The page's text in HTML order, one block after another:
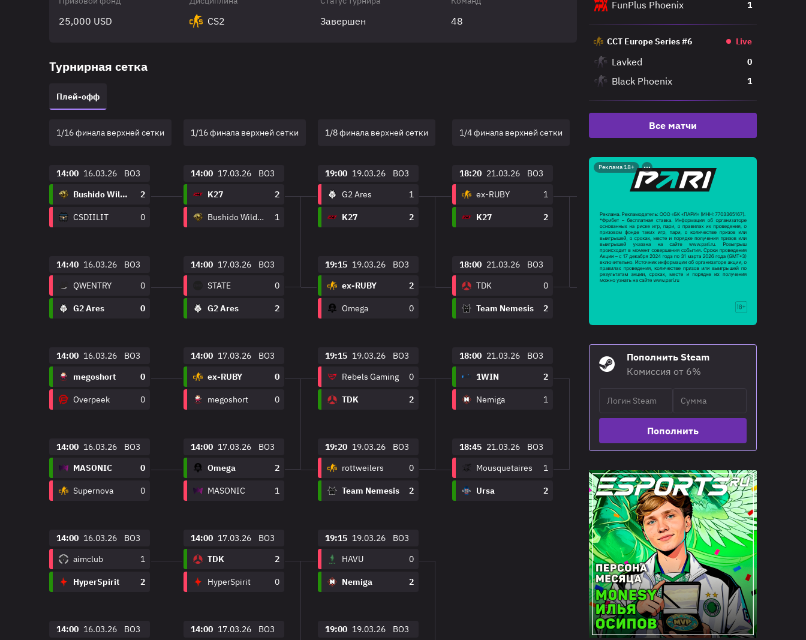
25,000 USD CS2 Завершен 48
Турнирная сетка
Плей-офф
1/16 финала верхней сетки
14:00 16.03.26
BO3
Bushido Wildcats
2
CSDIILIT 0
14:40 16.03.26
BO3
QWENTRY
0
G2 Ares 0
14:00 16.03.26
BO3
megoshort
0
Overpeek 0
14:00 16.03.26
BO3
MASONIC
0
Supernova 0
14:00 16.03.26
BO3
aimclub
1
HyperSpirit 2
14:00 16.03.26
BO3
1/16 финала верхней сетки
14:00 17.03.26
BO3
K27
2
Bushido Wildcats 1
14:00 17.03.26
BO3
STATE
0
G2 Ares 2
14:00 17.03.26
BO3
ex-RUBY
0
megoshort 0
14:00 17.03.26
BO3
Omega
2
MASONIC 1
14:00 17.03.26
BO3
TDK
2
HyperSpirit 0
14:00 17.03.26
BO3
1/8 финала верхней сетки
19:00 19.03.26
BO3
G2 Ares
1
K27 2
19:15 19.03.26
BO3
ex-RUBY
2
Omega 0
19:15 19.03.26
BO3
Rebels Gaming
0
TDK 2
19:20 19.03.26
BO3
rottweilers
0
Team Nemesis 2
19:15 19.03.26
BO3
HAVU
0
Nemiga 2
19:00 19.03.26
BO3
1/4 финала верхней сетки
18:20 21.03.26
BO3
ex-RUBY
1
K27 2
18:00 21.03.26
BO3
TDK
0
Team Nemesis 2
18:00 21.03.26
BO3
1WIN
2
Nemiga 1
18:45 21.03.26
BO3
Mousquetaires
1
Ursa 2
Полуфинал верхней сетки
18:00 23.03.26
BO3
Team Nemesis
0
K27 2
18:00 23.03.26
BO3
1WIN
2
FunPlus Phoenix 1
CCT Europe Series #6 Live
Lavked 0
Black Phoenix 1
Все матчи
Реклама 18+
Пополнить Steam
Комиссия от 6%
Пополнить